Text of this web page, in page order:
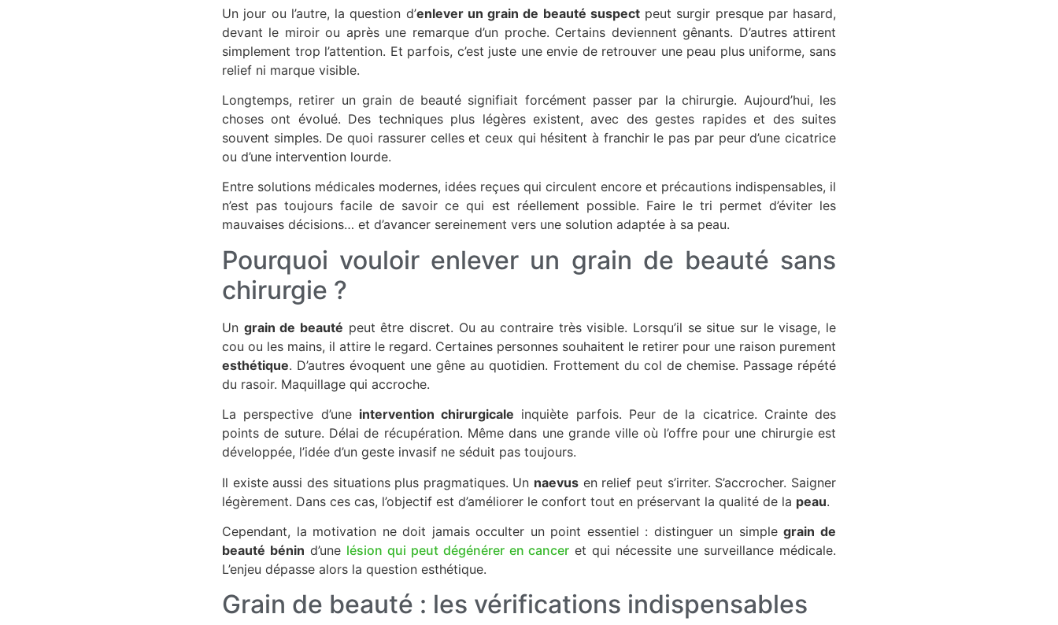
Un jour ou l’autre, la question d’enlever un grain de beauté suspectpeut surgir presque par hasard,
devant le miroir ou après une remarque d’un proche. Certains deviennent gênants. D’autres attirent
simplement trop l’attention. Et parfois, c’est juste une envie de retrouver une peau plus uniforme, sans
relief ni marque visible.
Longtemps, retirer un grain de beauté signifiait forcément passer par la chirurgie. Aujourd’hui, les
choses ont évolué. Des techniques plus légères existent, avec des gestes rapides et des suites
souvent simples. De quoi rassurer celles et ceux qui hésitent à franchir le pas par peur d’une cicatrice
ou d’une intervention lourde.
Entre solutions médicales modernes, idées reçues qui circulent encore et précautions indispensables, il
n’est pas toujours facile de savoir ce qui est réellement possible. Faire le tri permet d’éviter les
mauvaises décisions… et d’avancer sereinement vers une solution adaptée à sa peau.
Pourquoi vouloir enlever un grain de beauté sans
chirurgie ?
Un grain de beauté peut être discret. Ou au contraire très visible. Lorsqu’il se situe sur le visage, le
cou ou les mains, il attire le regard. Certaines personnes souhaitent le retirer pour une raison purement
esthétique. D’autres évoquent une gêne au quotidien. Frottement du col de chemise. Passage répété
du rasoir. Maquillage qui accroche.
La perspective d’une intervention chirurgicale inquiète parfois. Peur de la cicatrice. Crainte des
points de suture. Délai de récupération. Même dans une grande ville où l’offre pour une chirurgie est
développée, l’idée d’un geste invasif ne séduit pas toujours.
Il existe aussi des situations plus pragmatiques. Un naevus en relief peut s’irriter. S’accrocher. Saigner
légèrement. Dans ces cas, l’objectif est d’améliorer le confort tout en préservant la qualité de la peau.
Cependant, la motivation ne doit jamais occulter un point essentiel : distinguer un simplegrain de
beauté bénin d’une lésion qui peut dégénérer en cancer et qui nécessite une surveillance médicale.
L’enjeu dépasse alors la question esthétique.
Grain de beauté : les vérifications indispensables